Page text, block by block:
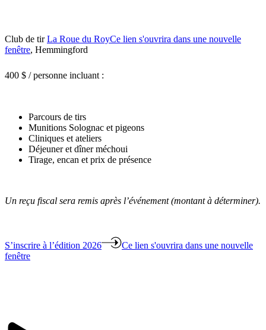
Club de tirLa Roue du RoyCe lien s'ouvrira dans une nouvelle
fenêtre, Hemmingford
400 $ / personne incluant :
Parcours de tirs
Munitions Solognac et pigeons
Cliniques et ateliers
Déjeuner et dîner méchoui
Tirage, encan et prix de présence
Un reçu fiscal sera remis après l’événement (montant à déterminer).
S’inscrire à l’édition 2026
Ce lien s'ouvrira dans une nouvelle
fenêtre